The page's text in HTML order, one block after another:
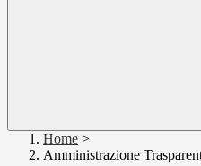
Home >
Amministrazione